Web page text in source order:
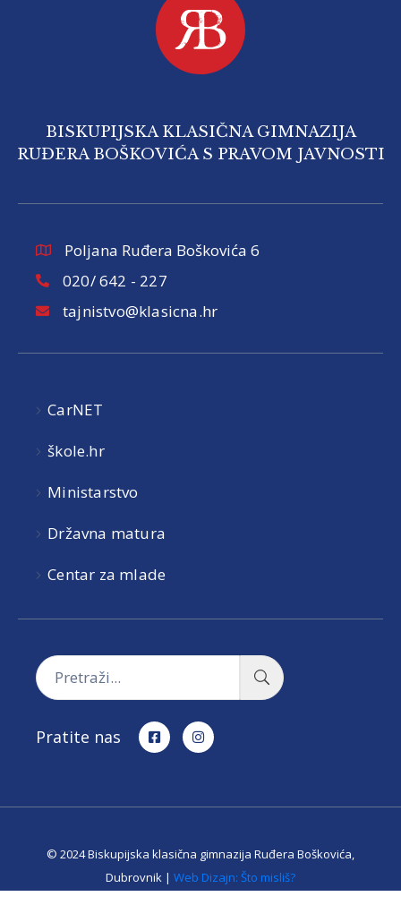
BISKUPIJSKA KLASIČNA GIMNAZIJA
RUĐERA BOŠKOVIĆA S PRAVOM JAVNOSTI
Poljana Ruđera Boškovića 6
020/ 642 - 227
tajnistvo@klasicna.hr
CarNET
škole.hr
Ministarstvo
Državna matura
Centar za mlade
Pratite nas
© 2024 Biskupijska klasična gimnazija Ruđera Boškovića,
Dubrovnik | Web Dizajn: Što misliš?